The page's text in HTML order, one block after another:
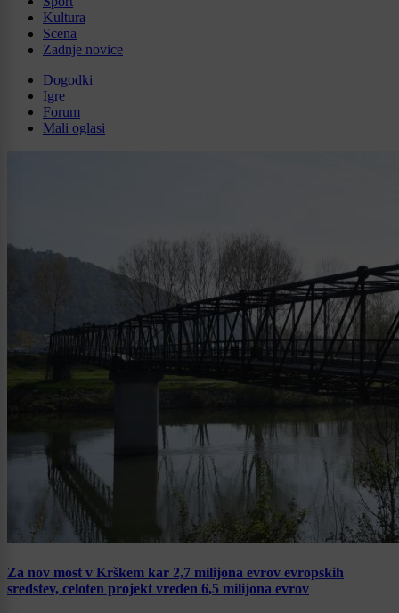
Kultura
Scena
Zadnje novice
Dogodki
Igre
Forum
Mali oglasi
Za nov most v Krškem kar 2,7 milijona evrov evropskih
sredstev, celoten projekt vreden 6,5 milijona evrov